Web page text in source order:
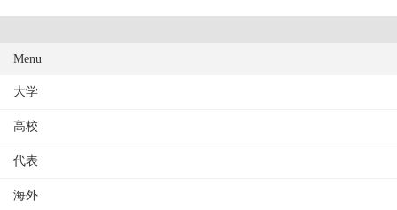
Menu
大学
高校
代表
海外